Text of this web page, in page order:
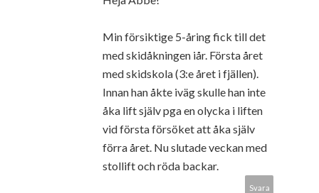
Min försiktige 5-åring fick till det
med skidåkningen iår. Första året
med skidskola (3:e året i fjällen).
Innan han åkte iväg skulle han inte
åka lift själv pga en olycka i liften
vid första försöket att åka själv
förra året. Nu slutade veckan med
stollift och röda backar.
Svara